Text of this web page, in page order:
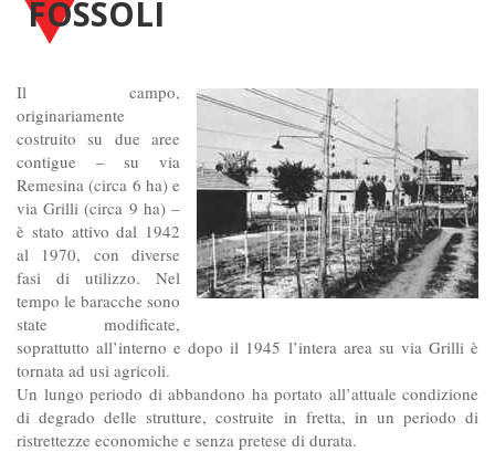
FOSSOLI
Il campo,
originariamente
costruito su due aree
contigue – su via
Remesina (circa 6 ha) e
via Grilli (circa 9 ha) –
è stato attivo dal 1942
al 1970, con diverse
fasi di utilizzo. Nel
tempo le baracche sono
state modificate,
soprattutto all’interno e dopo il 1945 l’intera area su via Grilli è
tornata ad usi agricoli.
Un lungo periodo di abbandono ha portato all’attuale condizione
di degrado delle strutture, costruite in fretta, in un periodo di
ristrettezze economiche e senza pretese di durata.